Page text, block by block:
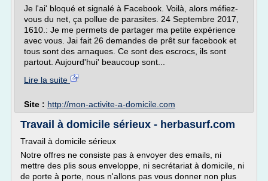
Je l'ai' bloqué et signalé à Facebook. Voilà, alors méfiez-
vous du net, ça pollue de parasites. 24 Septembre 2017,
1610.: Je me permets de partager ma petite expérience
avec vous. Jai fait 26 demandes de prêt sur facebook et
tous sont des arnaques. Ce sont des escrocs, ils sont
partout. Aujourd'hui' beaucoup sont...
Lire la suite
Site : http://mon-activite-a-domicile.com
Travail à domicile sérieux - herbasurf.com
Travail à domicile sérieux
Notre offres ne consiste pas à envoyer des emails, ni
mettre des plis sous enveloppe, ni secrétariat à domicile, ni
de porte à porte, nous n'allons pas vous donner non plus